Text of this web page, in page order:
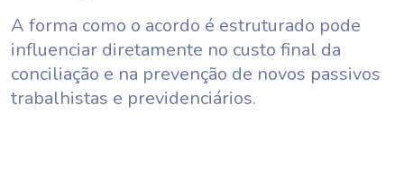
A forma como o acordo é estruturado pode
influenciar diretamente no custo final da
conciliação e na prevenção de novos passivos
trabalhistas e previdenciários.